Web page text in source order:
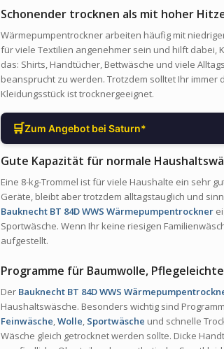
Schonender trocknen als mit hoher
Wärmepumpentrockner arbeiten häufig mit
für viele Textilien angenehmer sein und hilft dabei,
das: Shirts, Handtücher, Bettwäsche und viele
beansprucht zu werden. Trotzdem solltet Ihr
Kleidungsstück ist trocknergeeignet.
🛒Zum Angebot bei Saturn*
Gute Kapazität für normale
Eine 8-kg-Trommel ist für viele Haushalte ein sehr
Geräte, bleibt aber trotzdem alltagstauglich und
Bauknecht BT 84D WWS Wärmepumpentrockner
Sportwäsche. Wenn Ihr keine riesigen
aufgestellt.
Programme für Baumwolle,
Der Bauknecht BT 84D WWS
Haushaltswäsche. Besonders wichtig sind
Feinwäsche,Wolle, Sportwäsche und schnelle
Wäsche gleich getrocknet werden sollte. Dicke